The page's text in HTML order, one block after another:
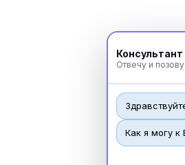
Как я могу к